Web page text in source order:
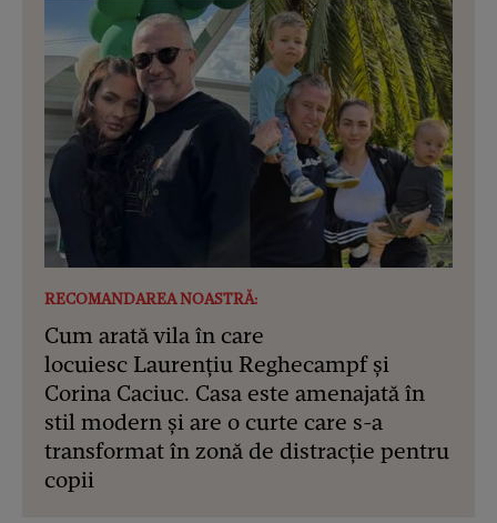
RECOMANDAREA NOASTRĂ:
Cum arată vila în care
locuiesc Laurențiu Reghecampf și
Corina Caciuc. Casa este amenajată în
stil modern și are o curte care s-a
transformat în zonă de distracție pentru
copii